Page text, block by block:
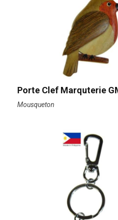
Porte Clef Marquterie
Mousqueton